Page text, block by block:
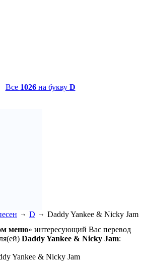
Все 1026на букву D
D
Daddy Yankee & Nicky Jam
меню» интересующий Вас перевод
Daddy Yankee & Nicky Jam: